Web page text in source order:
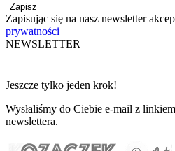
Zapisz
Zapisując się na nasz newsletter
prywatności
NEWSLETTER
Jeszcze tylko jeden krok!
Wysłaliśmy do Ciebie e-mail z
newslettera.